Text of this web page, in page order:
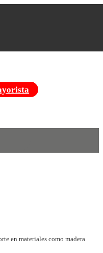
en materiales como madera